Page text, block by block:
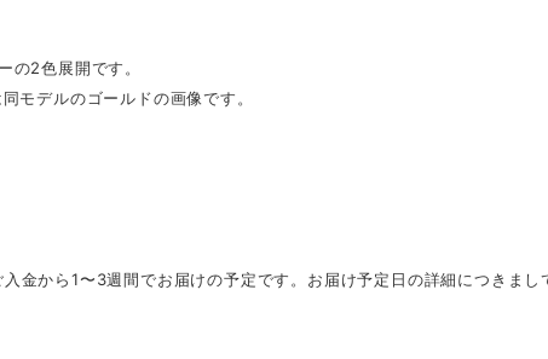
の2色展開です。
モデルのゴールドの画像です。
金から1〜3週間でお届けの予定です。お届け予定日の詳細につきまし